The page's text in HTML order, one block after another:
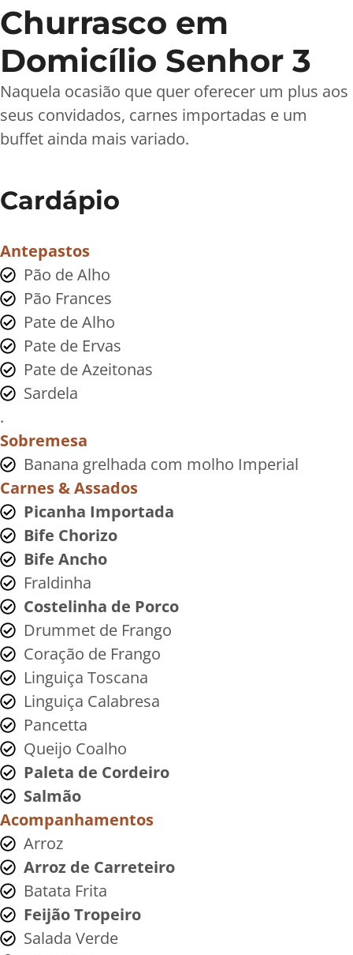
Churrasco em
Domicílio Senhor 3
Naquela ocasião que quer oferecer um plus aos
seus convidados, carnes importadas e um
buffet ainda mais variado.
Cardápio
Antepastos
Pão de Alho
Pão Frances
Pate de Alho
Pate de Ervas
Pate de Azeitonas
Sardela
.
Sobremesa
Banana grelhada com molho Imperial
Carnes & Assados
Picanha Importada
Bife Chorizo
Bife Ancho
Fraldinha
Costelinha de Porco
Drummet de Frango
Coração de Frango
Linguiça Toscana
Linguiça Calabresa
Pancetta
Queijo Coalho
Paleta de Cordeiro
Salmão
Acompanhamentos
Arroz
Arroz de Carreteiro
Batata Frita
Feijão Tropeiro
Salada Verde